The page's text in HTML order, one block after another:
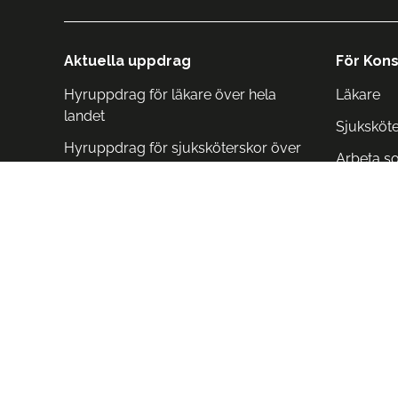
Aktuella uppdrag
Hyruppdrag för läkare över hela
landet
Hyruppdrag för sjuksköterskor över
För
Läkare
Arbeta